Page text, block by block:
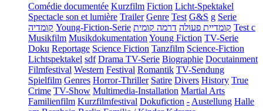
Comédie documentée Kurzfilm Fiction Licht-Spektakel
Spectacle son et lumière Trailer Genre Test G&S g Serie
קומדיה Young-Fiction-Serie קומדיית פעולה דרמה קומית
Test c
Musikfilm Musikdokumentation Young Fiction TV-Serie
Doku Reportage Science Fiction Tanzfilm Science-Fiction
Lichtspektakel sdf Drama TV-Serie Biographie Docutainment
Filmfestival Western Festival Romantik TV-Sendung
Spielfilm Genres Horror-Thriller Satire Divers History True
Crime TV-Show Multimedia-Installation Martial Arts
Familienfilm Kurzfilmfestival Dokufiction - Austellung Halle